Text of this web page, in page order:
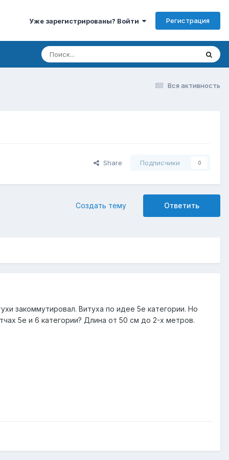
Уже зарегистрированы? Войти Регистрация
Вся активность
Share Подписчики 0
Ответить
Создать тему
закоммутировал. Витуха по идее 5е категории. Но
5е и 6 категории? Длина от 50 см до 2-х метров.